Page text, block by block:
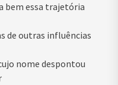
bem essa trajetória
de outras influências
nome despontou